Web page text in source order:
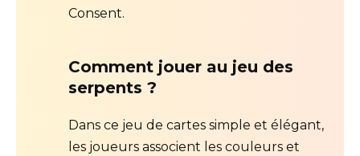
Consent.
Comment jouer au jeu des
serpents ?
Dans ce jeu de cartes simple et élégant,
les joueurs associent les couleurs et